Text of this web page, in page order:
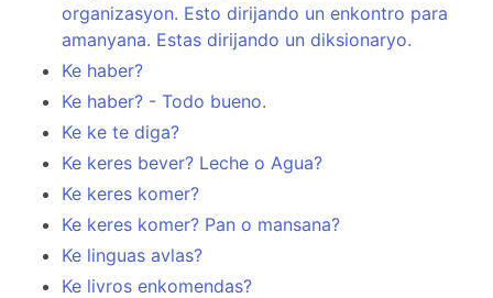
organizasyon. Esto dirijando un enkontro para
amanyana. Estas dirijando un diksionaryo.
Ke haber?
Ke haber? - Todo bueno.
Ke ke te diga?
Ke keres bever? Leche o Agua?
Ke keres komer?
Ke keres komer? Pan o mansana?
Ke linguas avlas?
Ke livros enkomendas?